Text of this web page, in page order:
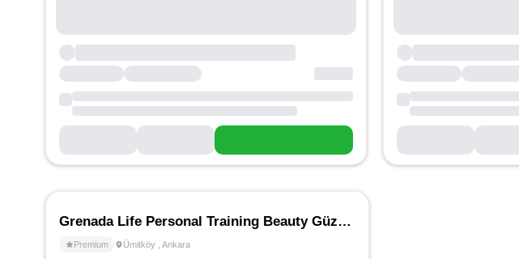
Grenada Life Personal Training Beauty Güzellik Salonu
Premium Ümitköy Ankara